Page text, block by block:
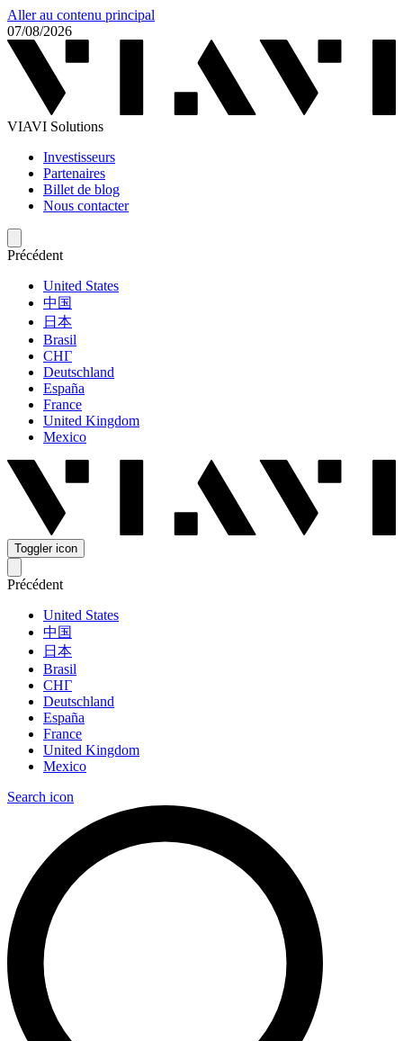
Aller au contenu principal
07/08/2026
VIAVI Solutions
Investisseurs
Partenaires
Billet de blog
Nous contacter
Précédent
United States
中国
日本
Brasil
СНГ
Deutschland
España
France
United Kingdom
Mexico
Toggler icon
Précédent
United States
中国
日本
Brasil
СНГ
Deutschland
España
France
United Kingdom
Mexico
Search icon